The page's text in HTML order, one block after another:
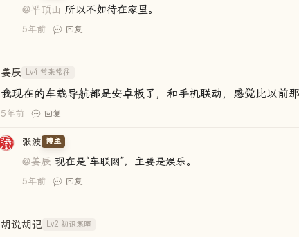
@平顶山 所以不如待在家里。
5年前 回复
姜辰 Lv4.常来常往
我现在的车载导航都是安卓板了，和手机联动，感觉比以前
5年前 回复
张波 博主
@姜辰 现在是“车联网”，主要是娱乐。
5年前 回复
胡说胡记 Lv2.初识寒暄